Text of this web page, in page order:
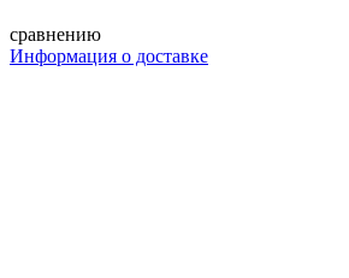
сравнению
Информация о доставке